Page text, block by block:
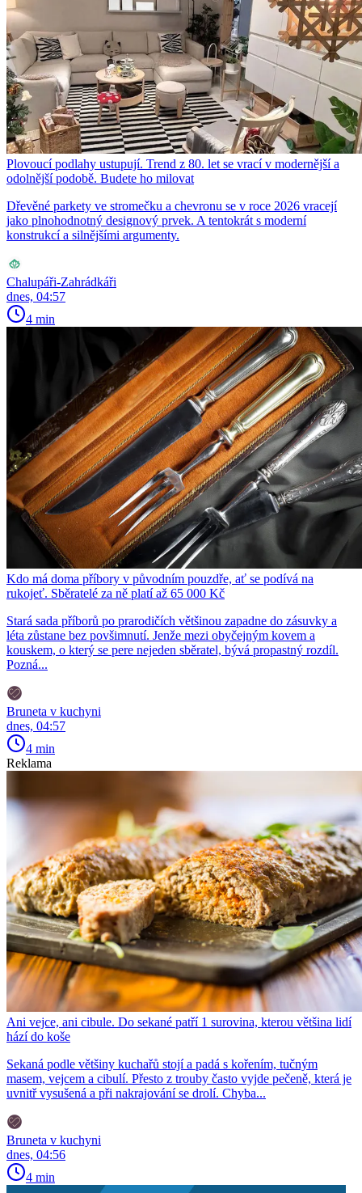
Plovoucí podlahy ustupují. Trend z 80. let se vrací v modernější a
odolnější podobě. Budete ho milovat
Dřevěné parkety ve stromečku a chevronu se v roce 2026 vracejí
jako plnohodnotný designový prvek. A tentokrát s moderní
konstrukcí a silnějšími argumenty.
Chalupáři-Zahrádkáři
dnes, 04:57
4 min
Kdo má doma příbory v původním pouzdře, ať se podívá na
rukojeť. Sběratelé za ně platí až 65 000 Kč
Stará sada příborů po prarodičích většinou zapadne do zásuvky a
léta zůstane bez povšimnutí. Jenže mezi obyčejným kovem a
kouskem, o který se pere nejeden sběratel, bývá propastný rozdíl.
Pozná...
Bruneta v kuchyni
dnes, 04:57
4 min
Reklama
Ani vejce, ani cibule. Do sekané patří 1 surovina, kterou většina lidí
hází do koše
Sekaná podle většiny kuchařů stojí a padá s kořením, tučným
masem, vejcem a cibulí. Přesto z trouby často vyjde pečeně, která je
uvnitř vysušená a při nakrajování se drolí. Chyba...
Bruneta v kuchyni
dnes, 04:56
4 min